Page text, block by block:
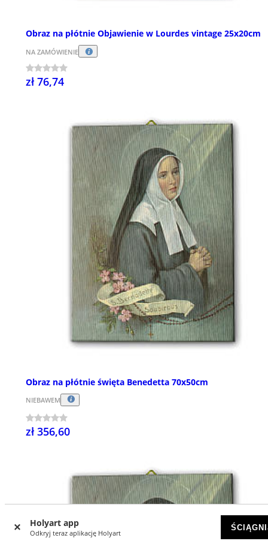
Holyart app
Odkryj teraz aplikację Holyart
Obraz na płótnie Objawienie w Lourdes vintage 25x20cm
NA ZAMÓWIENIE
zł 76,74
Obraz na płótnie święta Benedetta 70x50cm
NIEBAWEM
zł 356,60